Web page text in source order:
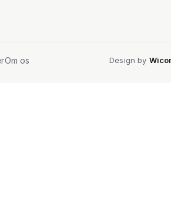
Om os Design by